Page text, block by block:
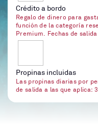
Crédito a bordo
Regalo de dinero para
función de la categoría
Premium. Fechas de
Propinas incluidas
Las propinas diarias por
de salida a las que aplica: